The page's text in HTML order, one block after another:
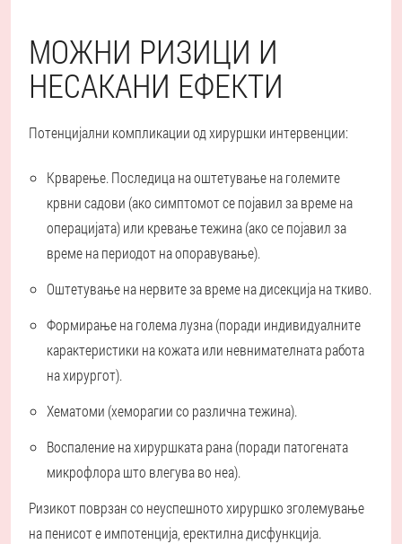
МОЖНИ РИЗИЦИ И
НЕСАКАНИ ЕФЕКТИ
Потенцијални компликации од хируршки интервенции:
Крварење. Последица на оштетување на големите
крвни садови (ако симптомот се појавил за време на
операцијата) или кревање тежина (ако се појавил за
време на периодот на опоравување).
Оштетување на нервите за време на дисекција на ткиво.
Формирање на голема лузна (поради индивидуалните
карактеристики на кожата или невнимателната работа
на хирургот).
Хематоми (хеморагии со различна тежина).
Воспаление на хируршката рана (поради патогената
микрофлора што влегува во неа).
Ризикот поврзан со неуспешното хируршко зголемување
на пенисот е импотенција, еректилна дисфункција.